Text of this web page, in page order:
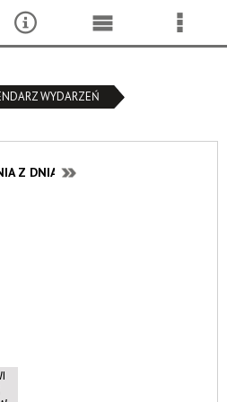
WYDARZEŃ
Z DNIA:
NarzędziaMenu
Menu